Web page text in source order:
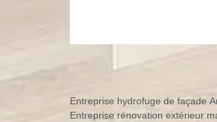
Entreprise hydrofuge de façade
Entreprise rénovation extérieur